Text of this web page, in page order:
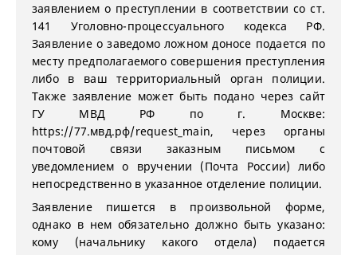
заявлением о преступлении в соответствии со ст.
141 Уголовно-процессуального кодекса РФ.
Заявление о заведомо ложном доносе подается по
месту предполагаемого совершения преступления
либо в ваш территориальный орган полиции.
Также заявление может быть подано через сайт
ГУ МВД РФ по г. Москве:
https://77.мвд.рф/request_main, через органы
почтовой связи заказным письмом с
уведомлением о вручении (Почта России) либо
непосредственно в указанное отделение полиции.
Заявление пишется в произвольной форме,
однако в нем обязательно должно быть указано:
кому (начальнику какого отдела) подается